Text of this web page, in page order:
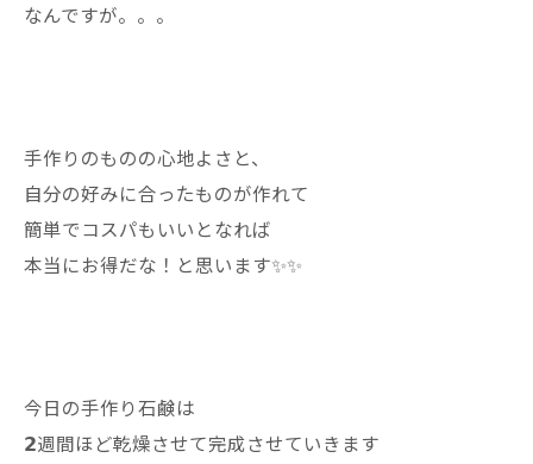
なんですが。。。
手作りのものの心地よさと、
自分の好みに合ったものが作れて
簡単でコスパもいいとなれば
本当にお得だな！と思います✨✨
今日の手作り石鹸は
𝟮週間ほど乾燥させて完成させていきます